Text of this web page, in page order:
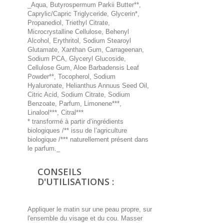
_Aqua, Butyrospermum Parkii Butter**,
Caprylic/Capric Triglyceride, Glycerin*,
Propanediol, Triethyl Citrate,
Microcrystalline Cellulose, Behenyl
Alcohol, Erythritol, Sodium Stearoyl
Glutamate, Xanthan Gum, Carrageenan,
Sodium PCA, Glyceryl Glucoside,
Cellulose Gum, Aloe Barbadensis Leaf
Powder**, Tocopherol, Sodium
Hyaluronate, Helianthus Annuus Seed Oil,
Citric Acid, Sodium Citrate, Sodium
Benzoate, Parfum, Limonene***,
Linalool***, Citral***
* transformé à partir d’ingrédients
biologiques /** issu de l’agriculture
biologique /*** naturellement présent dans
le parfum._
CONSEILS
D'UTILISATIONS :
Appliquer le matin sur une peau propre, sur
l'ensemble du visage et du cou. Masser